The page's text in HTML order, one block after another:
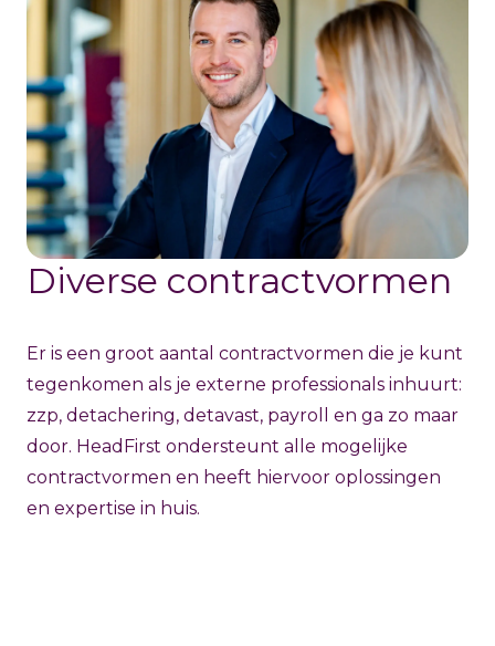
Diverse contractvormen
Er is een groot aantal contractvormen die je kunt
tegenkomen als je externe professionals inhuurt:
zzp, detachering, detavast, payroll en ga zo maar
door. HeadFirst ondersteunt alle mogelijke
contractvormen en heeft hiervoor oplossingen
en expertise in huis.